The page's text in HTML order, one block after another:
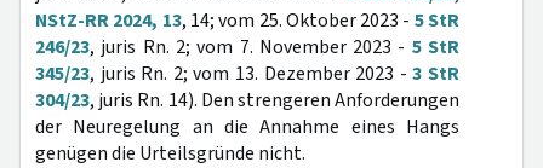
NStZ-RR 2024, 13, 14; vom 25. Oktober 2023 - 5 StR
246/23, juris Rn. 2; vom 7. November 2023 - 5 StR
345/23, juris Rn. 2; vom 13. Dezember 2023 -3 StR
304/23, juris Rn. 14). Den strengeren Anforderungen
der Neuregelung an die Annahme eines Hangs
genügen die Urteilsgründe nicht.